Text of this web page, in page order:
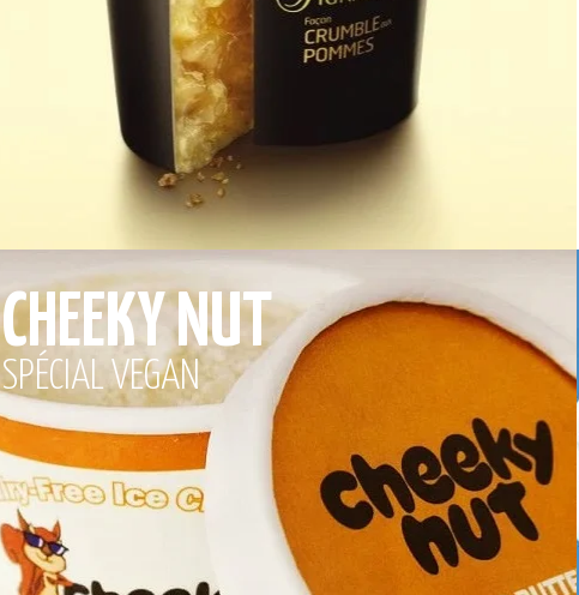
CHEEKY NUT
SPÉCIAL VEGAN